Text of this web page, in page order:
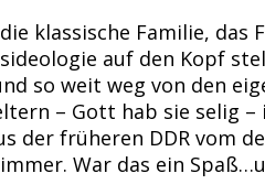
klassische Familie, das
auf den Kopf
so weit weg von den
– Gott hab sie selig
der früheren DDR vom
War das ein